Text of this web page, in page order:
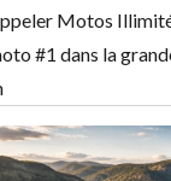
Motos
#1 dans la